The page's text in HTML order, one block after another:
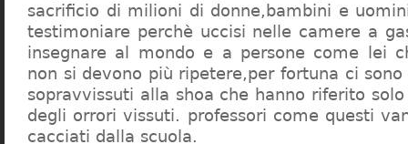
sacrificio di milioni di donne,bambini e
testimoniare perchè uccisi nelle camere a
insegnare al mondo e a persone come lei
non si devono più ripetere,per fortuna ci
sopravvissuti alla shoa che hanno riferito
degli orrori vissuti. professori come questi
cacciati dalla scuola.